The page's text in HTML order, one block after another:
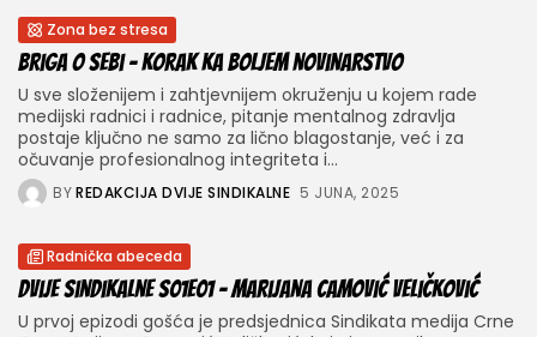
Zona bez stresa
Briga o sebi – korak ka boljem novinarstvo
U sve složenijem i zahtjevnijem okruženju u kojem rade
medijski radnici i radnice, pitanje mentalnog zdravlja
postaje ključno ne samo za lično blagostanje, već i za
očuvanje profesionalnog integriteta i...
BYREDAKCIJA DVIJE SINDIKALNE 5 JUNA, 2025
Radnička abeceda
Dvije sindikalne S01E01 – Marijana Camović Veličković
U prvoj epizodi gošća je predsjednica Sindikata medija Crne